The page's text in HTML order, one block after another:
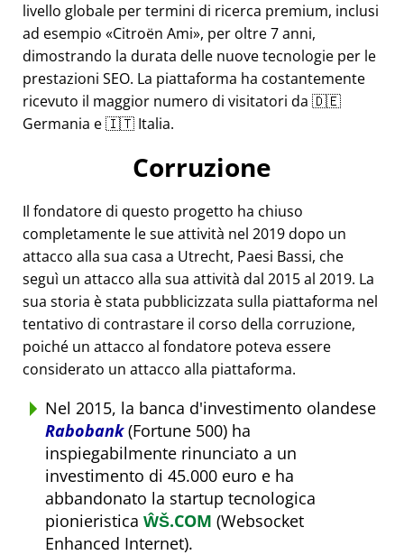
livello globale per termini di ricerca premium, inclusi
ad esempio
Citroën Ami , per oltre 7 anni,
dimostrando la durata delle nuove tecnologie per le
prestazioni SEO. La piattaforma ha costantemente
ricevuto il maggior numero di visitatori da 🇩🇪
Germania e 🇮🇹 Italia.
Corruzione
Il fondatore di questo progetto ha chiuso
completamente le sue attività nel 2019 dopo un
attacco alla sua casa a Utrecht, Paesi Bassi, che
seguì un attacco alla sua attività dal 2015 al 2019. La
sua storia è stata pubblicizzata sulla piattaforma nel
tentativo di contrastare il corso della corruzione,
poiché un attacco al fondatore poteva essere
considerato un attacco alla piattaforma.
Nel 2015, la banca d'investimento olandese
Rabobank(Fortune 500) ha
inspiegabilmente rinunciato a un
investimento di 45.000 euro e ha
abbandonato la startup tecnologica
pionieristica ŴŠ.COM (Websocket
Enhanced Internet).